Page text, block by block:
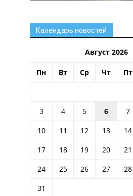
Календарь новостей
Август 2026
Пн Вт Ср Чт Пт
3
4 5 6 7
10
11 12 13 14
17
18 19 20 21
24
25 26 27 28
31